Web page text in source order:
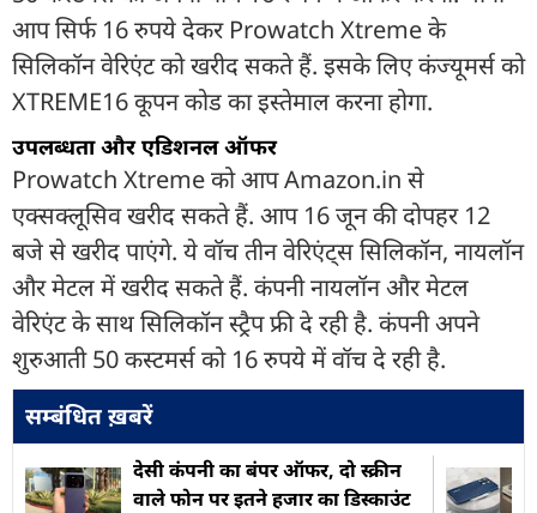
आप सिर्फ 16 रुपये देकर Prowatch Xtreme के
सिलिकॉन वेरिएंट को खरीद सकते हैं. इसके लिए कंज्यूमर्स को
XTREME16 कूपन कोड का इस्तेमाल करना होगा.
उपलब्धता और एडिशनल ऑफर
Prowatch Xtreme को आप Amazon.in से
एक्सक्लूसिव खरीद सकते हैं. आप 16 जून की दोपहर 12
बजे से खरीद पाएंगे. ये वॉच तीन वेरिएंट्स सिलिकॉन, नायलॉन
और मेटल में खरीद सकते हैं. कंपनी नायलॉन और मेटल
वेरिएंट के साथ सिलिकॉन स्ट्रैप फ्री दे रही है. कंपनी अपने
शुरुआती 50 कस्टमर्स को 16 रुपये में वॉच दे रही है.
सम्बंधित ख़बरें
देसी कंपनी का बंपर ऑफर, दो स्क्रीन
वाले फोन पर इतने हजार का डिस्काउंट